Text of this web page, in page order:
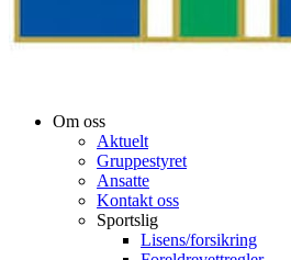
Om oss
Aktuelt
Gruppestyret
Ansatte
Kontakt oss
Sportslig
Lisens/forsikring